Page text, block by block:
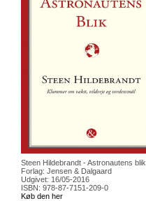
Steen Hildebrandt - Astronautens blik
Forlag: Jensen & Dalgaard
Udgivet: 16/05-2016
ISBN: 978-87-7151-209-0
Køb den her